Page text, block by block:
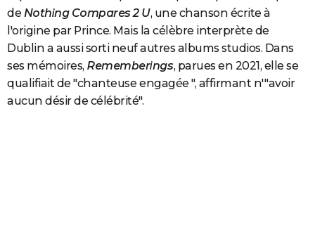
de Nothing Compares 2 U, une chanson écrite à
l'origine par Prince. Mais la célèbre interprète de
Dublin a aussi sorti neuf autres albums studios. Dans
ses mémoires, Rememberings, parues en 2021, elle se
qualifiait de "chanteuse engagée ", affirmant n'"avoir
aucun désir de célébrité".